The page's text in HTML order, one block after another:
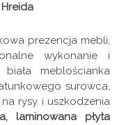
prezencja mebli,
wykonanie i
meblościanka
surowca,
rysy i uszkodzenia
laminowana płyta